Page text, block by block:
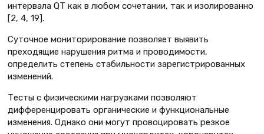
интервала QT как в любом сочетании, так и изолированно
[2, 4, 19].
Суточное мониторирование позволяет выявить
преходящие нарушения ритма и проводимости,
определить степень стабильности зарегистрированных
изменений.
Тесты с физическими нагрузками позволяют
дифференцировать органические и функциональные
изменения. Однако они могут провоцировать резкое